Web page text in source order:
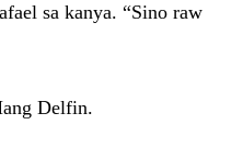
sa kanya. “Sino raw
Delfin.